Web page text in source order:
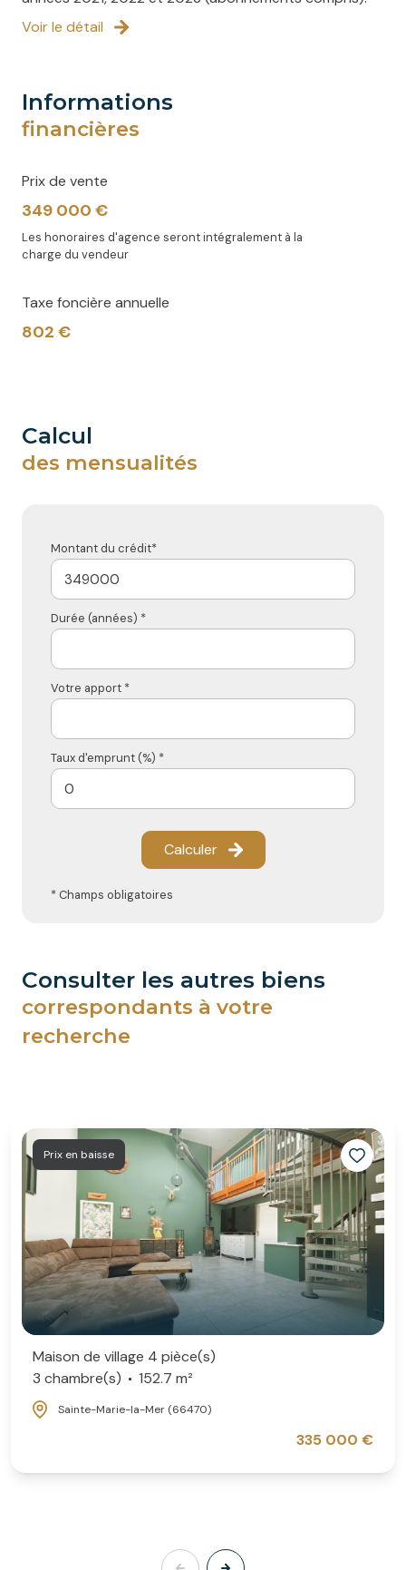
Voir le détail
informations
financières
Prix de vente
349 000 €
Les honoraires d'agence seront intégralement à la
charge du vendeur
Taxe foncière annuelle
802 €
calcul
des mensualités
Montant du crédit*
Durée (années) *
Votre apport *
Taux d'emprunt (%) *
Calculer
* Champs obligatoires
consulter les autres biens
correspondants à votre
recherche
Prix en baisse
Maison de village 4 pièce(s)
3 chambre(s)
152.7 m²
Sainte-Marie-la-Mer (66470)
335 000 €